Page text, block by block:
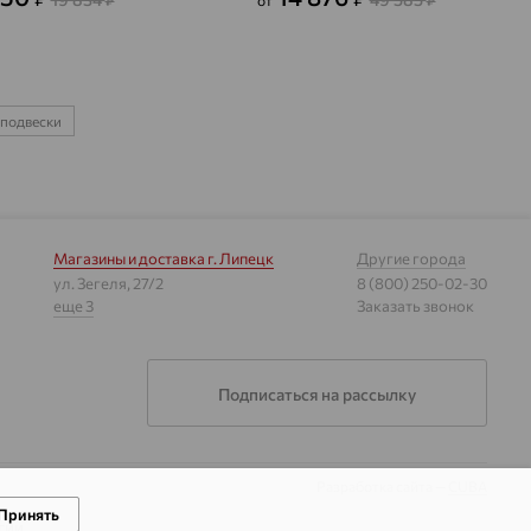
Магазины и доставка г. Липецк
ул. Зегеля, 27/2
еще 3
Другие города
8 (800) 250-02-30
Заказать звонок
Подписаться на рассылку